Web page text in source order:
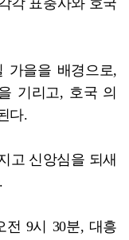
가을을 배경으로,
기리고, 호국 의
다.
고 신앙심을 되새
전 9시 30분, 대흥